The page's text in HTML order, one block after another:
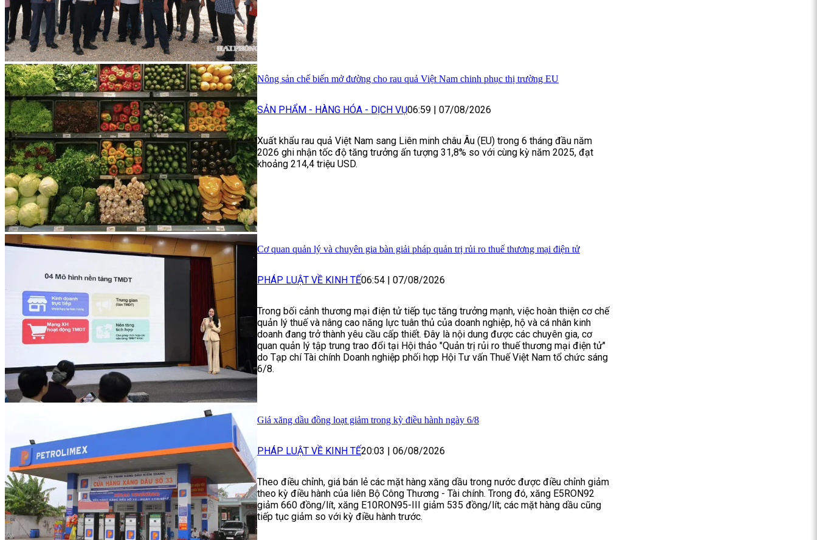
Nông sản chế biến mở đường cho rau quả Việt Nam chinh phục thị trường EU
SẢN PHẨM - HÀNG HÓA - DỊCH VỤ06:59 | 07/08/2026
Xuất khẩu rau quả Việt Nam sang Liên minh châu Âu (EU) trong 6 tháng đầu năm
2026 ghi nhận tốc độ tăng trưởng ấn tượng 31,8% so với cùng kỳ năm 2025, đạt
khoảng 214,4 triệu USD.
Cơ quan quản lý và chuyên gia bàn giải pháp quản trị rủi ro thuế thương mại điện tử
PHÁP LUẬT VỀ KINH TẾ06:54 07/08/2026
Trong bối cảnh thương mại điện tử tiếp tục tăng trưởng mạnh, việc hoàn thiện cơ chế
quản lý thuế và nâng cao năng lực tuân thủ của doanh nghiệp, hộ và cá nhân kinh
doanh đang trở thành yêu cầu cấp thiết. Đây là nội dung được các chuyên gia, cơ
quan quản lý tập trung trao đổi tại Hội thảo "Quản trị rủi ro thuế thương mại điện tử"
do Tạp chí Tài chính Doanh nghiệp phối hợp Hội Tư vấn Thuế Việt Nam tổ chức sáng
6/8.
Giá xăng dầu đồng loạt giảm trong kỳ điều hành ngày 6/8
PHÁP LUẬT VỀ KINH TẾ20:03 | 06/08/2026
Theo điều chỉnh, giá bán lẻ các mặt hàng xăng dầu trong nước được điều chỉnh giảm
theo kỳ điều hành của liên Bộ Công Thương - Tài chính. Trong đó, xăng E5RON92
giảm 660 đồng/lít, xăng E10RON95-III giảm 535 đồng/lít; các mặt hàng dầu cũng
tiếp tục giảm so với kỳ điều hành trước.